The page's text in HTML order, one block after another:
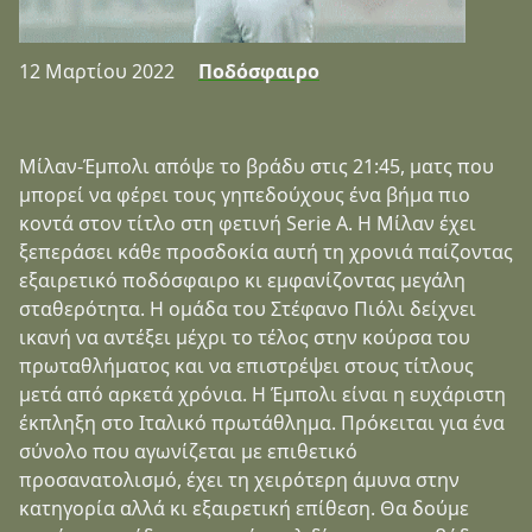
12 Μαρτίου 2022 Ποδόσφαιρο
Μίλαν-Έμπολι απόψε το βράδυ στις 21:45, ματς που
μπορεί να φέρει τους γηπεδούχους ένα βήμα πιο
κοντά στον τίτλο στη φετινή Serie A. Η Μίλαν έχει
ξεπεράσει κάθε προσδοκία αυτή τη χρονιά παίζοντας
εξαιρετικό ποδόσφαιρο κι εμφανίζοντας μεγάλη
σταθερότητα. Η ομάδα του Στέφανο Πιόλι δείχνει
ικανή να αντέξει μέχρι το τέλος στην κούρσα του
πρωταθλήματος και να επιστρέψει στους τίτλους
μετά από αρκετά χρόνια. Η Έμπολι είναι η ευχάριστη
έκπληξη στο Ιταλικό πρωτάθλημα. Πρόκειται για ένα
σύνολο που αγωνίζεται με επιθετικό
προσανατολισμό, έχει τη χειρότερη άμυνα στην
κατηγορία αλλά κι εξαιρετική επίθεση. Θα δούμε